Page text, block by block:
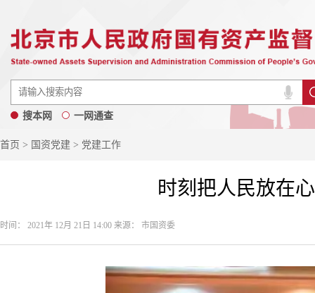
搜本网 一网通查
首页 > 国资党建 > 党建工作
时刻把人民放在
时间： 2021年 12月 21日 14:00 来源： 市国资委